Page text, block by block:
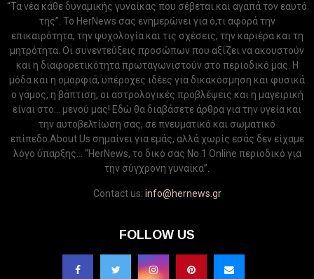
“Τα νέα κάθε δυναμικής γυναίκας που σέβεται και αγαπά τον εαυτό
της”. Το HerNews σας ενημερώνει για ό,τι αφορά την
επικαιρότητα, την ψυχολογία και τις σχέσεις, την καριέρα και τη
μητρότητα. Οι συνεντεύξεις προσώπων που αξίζει να ακουστούν
και η διαφορετικότητα πρωταγωνιστούν στο περιοδικό μας. Η
μόδα και η ομορφιά, υπέροχες ιδέες για δικακόσμηση και φυσικά
ο γάμος, η βάπτιση, οι αστρολογικές προβλέψεις και η μαγειρική
είναι στο... μενού μας! Εδώ θα διαβάσετε άρθρα για την υγεία και
την αυτοβελτίωση σας, σε πνευματικό και σωματικό
επίπεδο.About Us σημαίνει για εμάς, αλλά χωρίς εσάς δεν είχαμε
λόγο ύπαρξης... “HerNews, το δικό σας Νo.1 Online περιοδικό για
την σύγχρονη γυναίκα”.
Contact us: info@hernews.gr
FOLLOW US